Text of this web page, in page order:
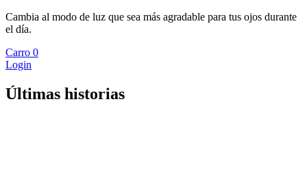
Cambia al modo de luz que sea más agradable para tus ojos durante
el día.
Carro 0
Login
Últimas historias